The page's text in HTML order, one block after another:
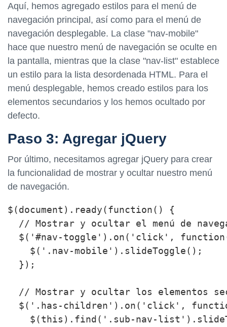
Aquí, hemos agregado estilos para el menú de
navegación principal, así como para el menú de
navegación desplegable. La clase "nav-mobile"
hace que nuestro menú de navegación se oculte en
la pantalla, mientras que la clase "nav-list" establece
un estilo para la lista desordenada HTML. Para el
menú desplegable, hemos creado estilos para los
elementos secundarios y los hemos ocultado por
defecto.
Paso 3: Agregar jQuery
Por último, necesitamos agregar jQuery para crear
la funcionalidad de mostrar y ocultar nuestro menú
de navegación.
$(document).ready(function() {
// Mostrar y ocultar el menú de
$('#nav-toggle').on('click',
    $('.nav-mobile').slideToggle();
  });
// Mostrar y ocultar los elementos
$('.has-children').on('click',
$(this).find('.sub-nav-